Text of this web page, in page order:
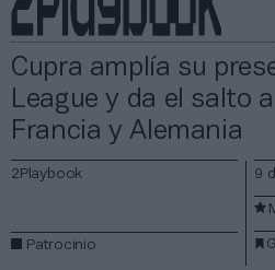
Cupra amplía su
League y da el salto
Francia y Alemania
2Playbook
Patrocinio
9